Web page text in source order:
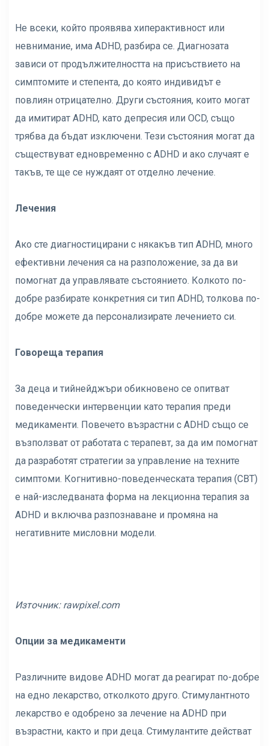
Не всеки, който проявява хиперактивност или
невнимание, има ADHD, разбира се. Диагнозата
зависи от продължителността на присъствието на
симптомите и степента, до която индивидът е
повлиян отрицателно. Други състояния, които могат
да имитират ADHD, като депресия или OCD, също
трябва да бъдат изключени. Тези състояния могат да
съществуват едновременно с ADHD и ако случаят е
такъв, те ще се нуждаят от отделно лечение.
Лечения
Ако сте диагностицирани с някакъв тип ADHD, много
ефективни лечения са на разположение, за да ви
помогнат да управлявате състоянието. Колкото по-
добре разбирате конкретния си тип ADHD, толкова по-
добре можете да персонализирате лечението си.
Говореща терапия
За деца и тийнейджъри обикновено се опитват
поведенчески интервенции като терапия преди
медикаменти. Повечето възрастни с ADHD също се
възползват от работата с терапевт, за да им помогнат
да разработят стратегии за управление на техните
симптоми. Когнитивно-поведенческата терапия (CBT)
е най-изследваната форма на лекционна терапия за
ADHD и включва разпознаване и промяна на
негативните мисловни модели.
Източник: rawpixel.com
Опции за медикаменти
Различните видове ADHD могат да реагират по-добре
на едно лекарство, отколкото друго. Стимулантното
лекарство е одобрено за лечение на ADHD при
възрастни, както и при деца. Стимулантите действат